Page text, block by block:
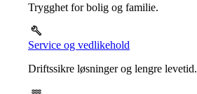
Trygghet for bolig og familie.
Service og vedlikehold
Driftssikre løsninger og lengre levetid.